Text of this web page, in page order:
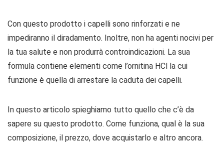
Con questo prodotto i capelli sono rinforzati e ne
impediranno il diradamento. Inoltre, non ha agenti nocivi per
la tua salute e non produrrà controindicazioni. La sua
formula contiene elementi come l’ornitina HCl la cui
funzione è quella di arrestare la caduta dei capelli.
In questo articolo spieghiamo tutto quello che c’è da
sapere su questo prodotto. Come funziona, qual è la sua
composizione, il prezzo, dove acquistarlo e altro ancora.